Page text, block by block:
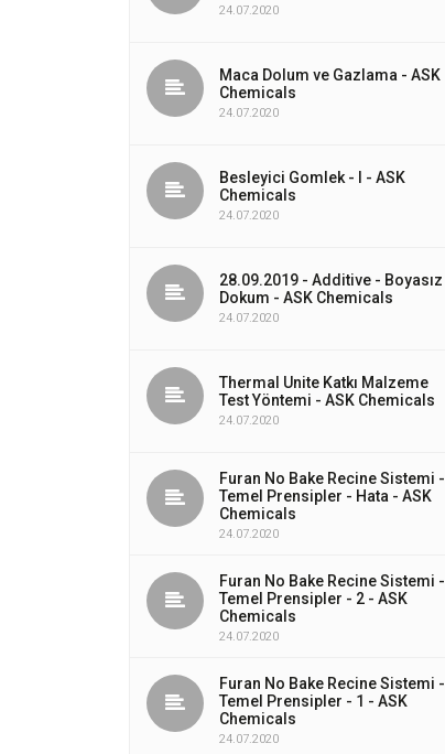
24.07.2020
Maca Dolum ve Gazlama - ASK
Chemicals
24.07.2020
Besleyici Gomlek - I - ASK
Chemicals
24.07.2020
28.09.2019 - Additive - Boyasız
Dokum - ASK Chemicals
24.07.2020
Thermal Unite Katkı Malzeme
Test Yöntemi - ASK Chemicals
24.07.2020
Furan No Bake Recine Sistemi -
Temel Prensipler - Hata - ASK
Chemicals
24.07.2020
Furan No Bake Recine Sistemi -
Temel Prensipler - 2 - ASK
Chemicals
24.07.2020
Furan No Bake Recine Sistemi -
Temel Prensipler - 1 - ASK
Chemicals
24.07.2020